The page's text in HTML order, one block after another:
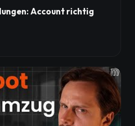
Account richtig